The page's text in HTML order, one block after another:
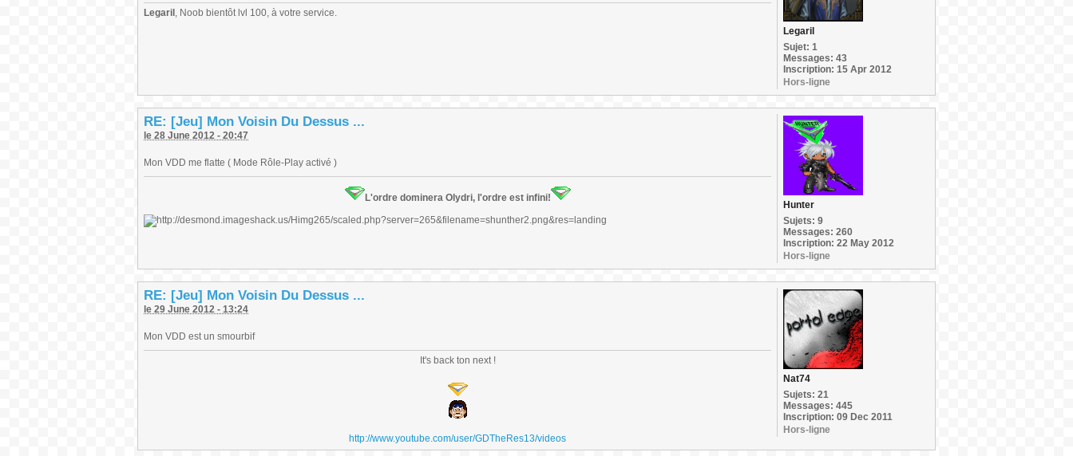
Legaril , Noob bientôt lvl 100, à votre service.
Legaril
Sujet: 1
Messages: 43
Inscription: 15 Apr 2012
Hors-ligne
RE: [Jeu] Mon Voisin Du Dessus ...
le 28 June 2012 - 20:47
Mon VDD me flatte ( Mode Rôle-Play activé )
L'ordre dominera Olydri, l'ordre est infini!
Hunter
Sujets: 9
Messages: 260
Inscription: 22 May 2012
Hors-ligne
RE: [Jeu] Mon Voisin Du Dessus ...
le 29 June 2012 - 13:24
Mon VDD est un smourbif
It's back ton next !
http://www.youtube.com/user/GDTheRes13/videos
Nat74
Sujets: 21
Messages: 445
Inscription: 09 Dec 2011
Hors-ligne